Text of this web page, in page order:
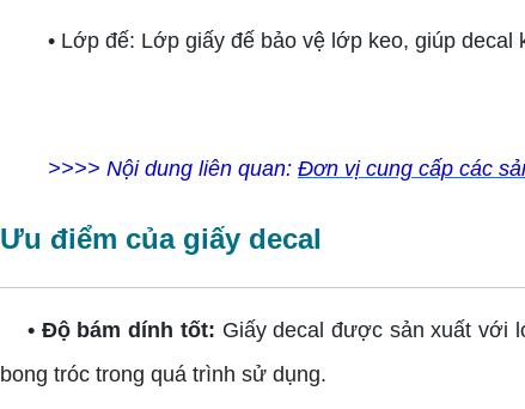
• Lớp đế: Lớp giấy đế bảo vệ lớp keo, giúp decal
>>>> Nội dung liên quan: Đơn vị cung cấp các
Ưu điểm của giấy decal
• Độ bám dính tốt: Giấy decal được sản xuất với
bong tróc trong quá trình sử dụng.